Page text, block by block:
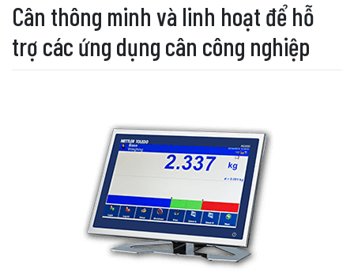
Cân thông minh và linh hoạt để hỗ
trợ các ứng dụng cân công nghiệp